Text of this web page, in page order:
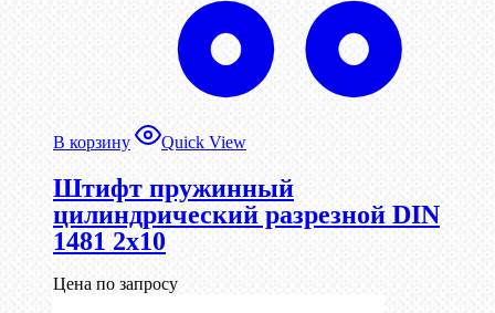
В корзину Quick View
Штифт пружинный
цилиндрический разрезной DIN
1481 2х10
Цена по запросу